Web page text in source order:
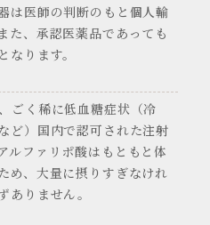
は医師の判断のもと個人輸
た、承認医薬品であっても
なります。
ごく稀に低血糖症状（冷
ど）国内で認可された注射
ルファリポ酸はもともと体
め、大量に摂りすぎなけれ
ありません。